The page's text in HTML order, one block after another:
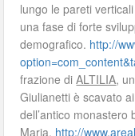
lungo le pareti
una fase di forte
demografico. http://
frazione diALTILIA,
Giulianetti è scavato
dell’antico monastero
Maria. http://